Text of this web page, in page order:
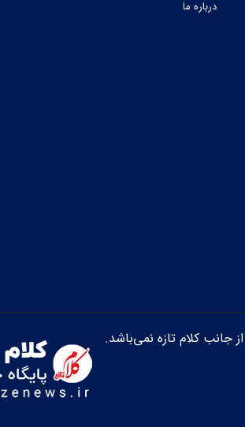
درباره ما
جانب کلام تازه نمی‌باشد.